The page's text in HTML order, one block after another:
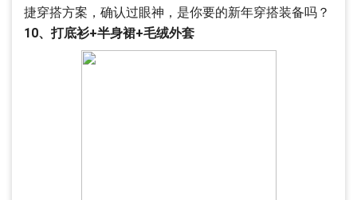
捷穿搭方案，确认过眼神，是你要的新年穿搭装备吗？
10、打底衫+半身裙+毛绒外套